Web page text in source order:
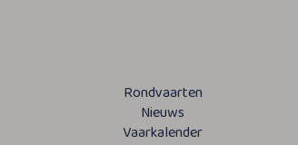
Rondvaarten
Nieuws
Vaarkalender